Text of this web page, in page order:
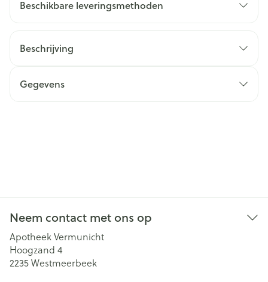
Beschikbare leveringsmethoden
Beschrijving
Gegevens
Neem contact met ons op
Apotheek Vermunicht
Hoogzand 4
2235Westmeerbeek